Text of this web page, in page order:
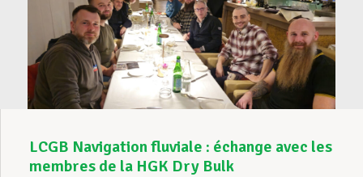
LCGB Navigation fluviale : échange avec les
membres de la HGK Dry Bulk